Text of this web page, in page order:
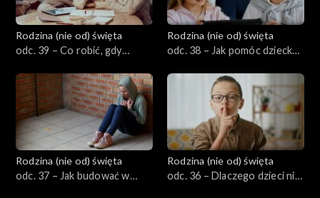
Rodzina (nie od) święta
odc. 39 – Co robić, gdy
trudno mu odmówić?
Rodzina (nie od) święta
odc. 38 – Jak pomóc dziecku
a nie tylko „koleżeństwo”?
Rodzina (nie od) święta
odc. 37 – Jak budować w
Rodzina (nie od) święta
odc. 36 – Dlaczego dzieci nie